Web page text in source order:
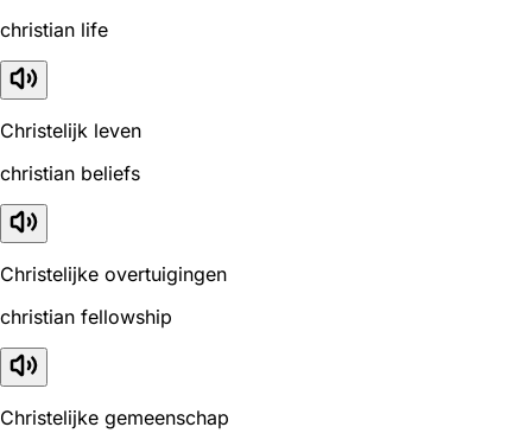
christian life
Christelijk leven
christian beliefs
Christelijke overtuigingen
christian fellowship
Christelijke gemeenschap